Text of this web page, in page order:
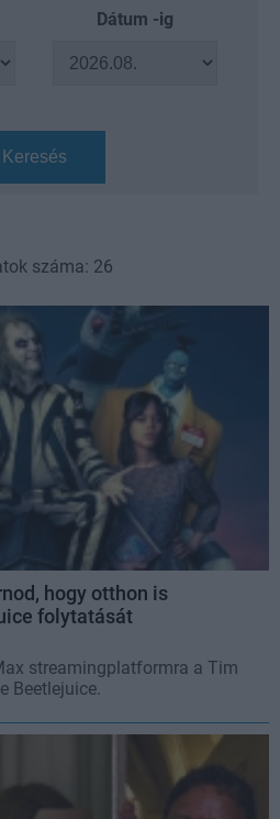
Dátum -ig
Keresés
száma: 26
hogy otthon is
folytatását
streamingplatformra a Tim
Beetlejuice.